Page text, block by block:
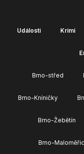
Události Krimi
Brno-střed
Brno-Kníničky
Brno-Žebětín
Brno-